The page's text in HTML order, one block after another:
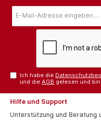
Ich habe die
und dieAGB gelesen und
Hilfe und Support
Unterstützung und Beratung